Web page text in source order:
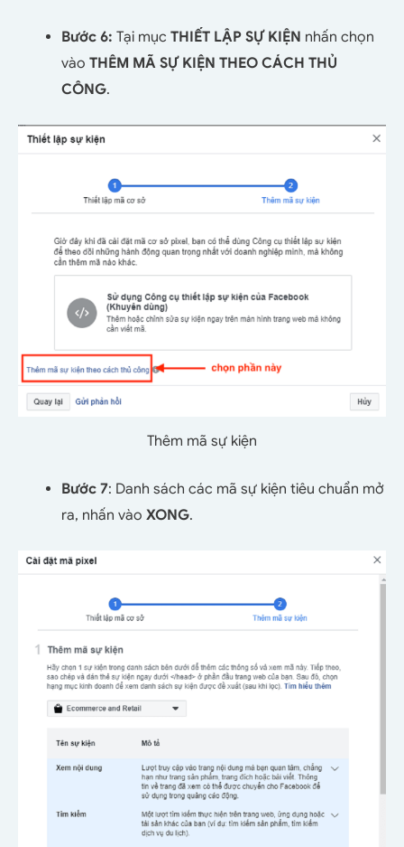
Bước 6: Tại mục THIẾT LẬP SỰ KIỆN nhấn chọn
vào THÊM MÃ SỰ KIỆN THEO CÁCH THỦ
CÔNG.
Thêm mã sự kiện
Bước 7: Danh sách các mã sự kiện tiêu chuẩn mở
ra, nhấn vào XONG.